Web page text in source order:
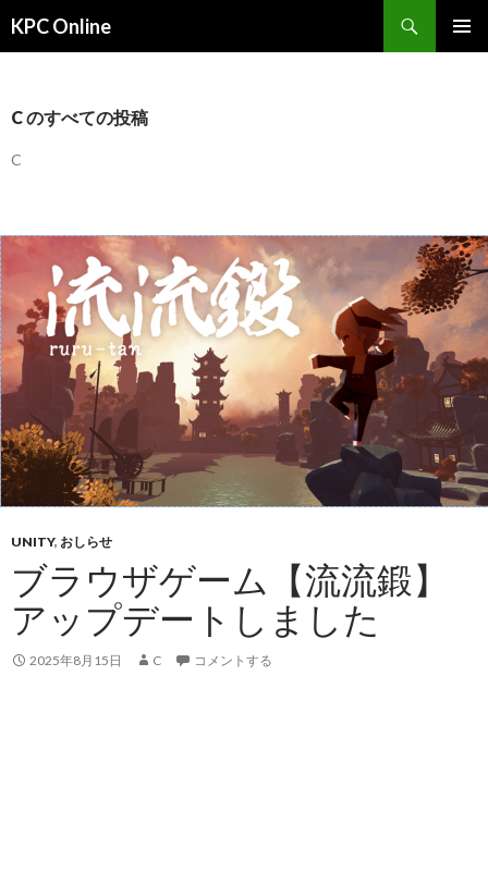
KPC Online
索
ン
へ
プ
C のすべての投稿
C
UNITY, おしらせ
ブラウザゲーム【流流鍛】
アップデートしました
2025年8月15日 C コメントする